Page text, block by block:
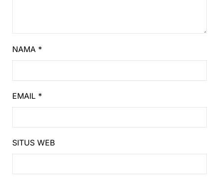
NAMA *
EMAIL *
SITUS WEB